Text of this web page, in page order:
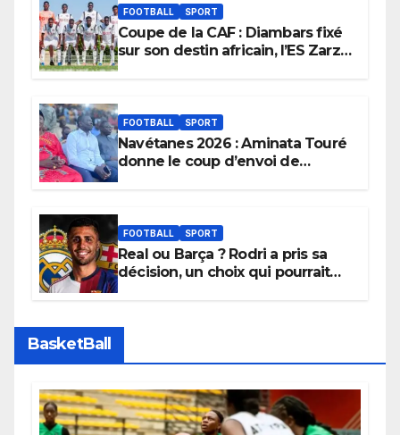
FOOTBALL SPORT
Coupe de la CAF : Diambars fixé
sur son destin africain, l’ES Zarzis
FOOTBALL SPORT
Navétanes 2026 : Aminata Touré
donne le coup d’envoi de
apaisées.
FOOTBALL SPORT
Real ou Barça ? Rodri a pris sa
décision, un choix qui pourrait
BasketBall